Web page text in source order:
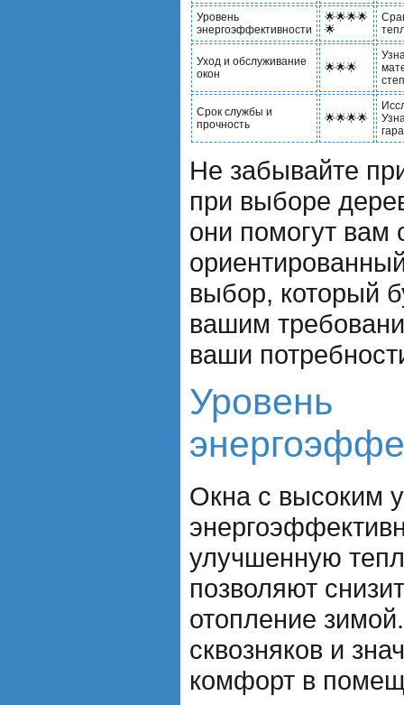
Уровень
энергоэффективности
🌟🌟🌟🌟
🌟
Уход и обслуживание
окон
🌟🌟🌟
Срок службы и
прочность
🌟🌟🌟🌟
Не забывайте
при выборе
они помогут вам
выбор, который
вашим
ваши
Уровень
Окна с высоким
улучшенную
позволяют
отопление
сквозняков и
комфорт в